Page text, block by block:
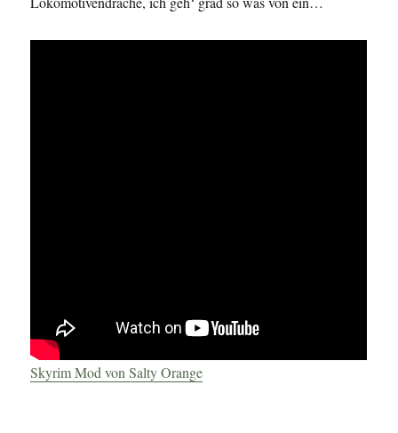
Skyrim Mod von Salty Orange